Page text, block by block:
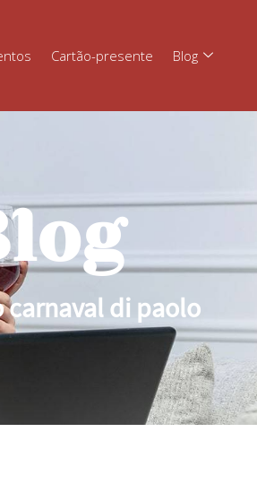
Cartão-presente Blog
di paolo